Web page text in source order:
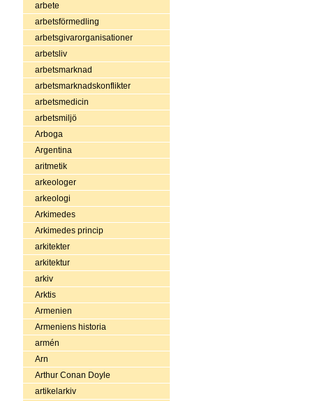
arbete
arbetsförmedling
arbetsgivarorganisationer
arbetsliv
arbetsmarknad
arbetsmarknadskonflikter
arbetsmedicin
arbetsmiljö
Arboga
Argentina
aritmetik
arkeologer
arkeologi
Arkimedes
Arkimedes princip
arkitekter
arkitektur
arkiv
Arktis
Armenien
Armeniens historia
armén
Arn
Arthur Conan Doyle
artikelarkiv